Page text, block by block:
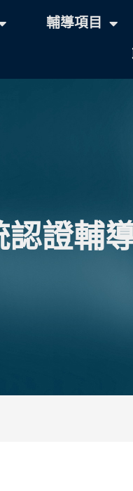
輔導項目
認證輔